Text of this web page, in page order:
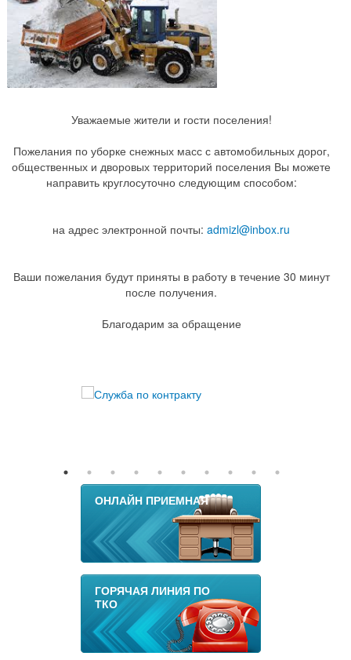
Уважаемые жители и гости поселения!
Пожелания по уборке снежных масс с автомобильных дорог,
общественных и дворовых территорий поселения Вы можете
направить круглосуточно следующим способом:
на адрес электронной почты: admizl@inbox.ru
Ваши пожелания будут приняты в работу в течение 30 минут
после получения.
Благодарим за обращение
ОНЛАЙН ПРИЕМНАЯ
ГОРЯЧАЯ ЛИНИЯ ПО
ТКО